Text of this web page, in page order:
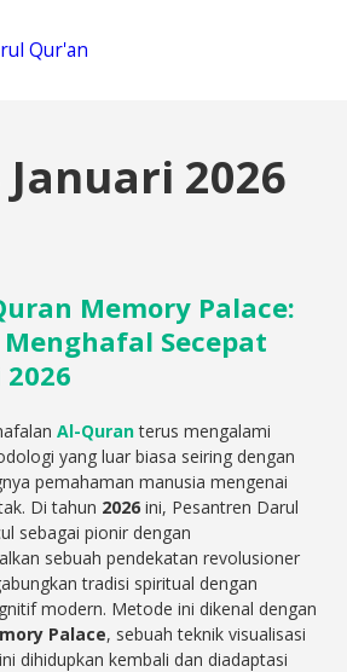
Qur'an
Januari 2026
Memory Palace:
Secepat
Al-Quranterus mengalami
yang luar biasa seiring dengan
pemahaman manusia mengenai
Di tahun 2026 ini, Pesantren Darul
sebagai pionir dengan
sebuah pendekatan revolusioner
tradisi spiritual dengan
modern. Metode ini dikenal dengan
Palace, sebuah teknik visualisasi
dihidupkan kembali dan diadaptasi